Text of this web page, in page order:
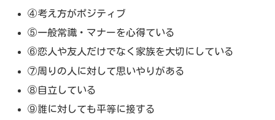
④考え方がポジティブ
⑤一般常識・マナーを心得ている
⑥恋人や友人だけでなく家族を大切にしている
⑦周りの人に対して思いやりがある
⑧自立している
⑨誰に対しても平等に接する